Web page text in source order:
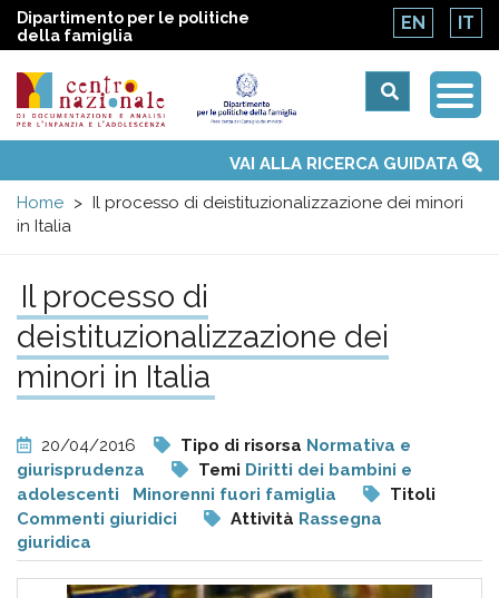
Dipartimento per le politiche
della famiglia
EN IT
Centro
nazionale
di
Documentazione
e
analisi
pr
l'infanzia
menu
Temi
Attività
Convenzione ONUVAI ALLA RICERCA GUIDATA
Home
Il processo di deistituzionalizzazione dei minori
in Italia
Il processo di
deistituzionalizzazione dei
minori in Italia
20/04/2016 Tipo di risorsa Normativa e
giurisprudenza
Temi Diritti dei bambini e
adolescenti
Minorenni fuori famiglia
Titoli
Commenti giuridici
Attività Rassegna
giuridica